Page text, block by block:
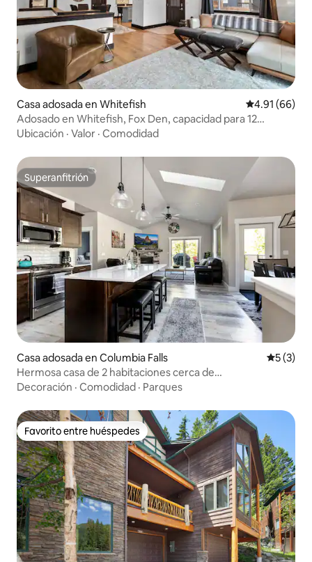
Casa adosada en Whitefish Calificación
4.91 (66)
Adosado en Whitefish, Fox Den, capacidad para 12
personas
Ubicación · Valor · Comodidad
Superanfitrión
Superanfitrión
Casa adosada en Columbia Falls
5 (3)
Hermosa casa de 2 habitaciones cerca de
Glacier National/con alberca
Decoración · Comodidad · Parques
Favorito entre huéspedes
Favorito entre huéspedes